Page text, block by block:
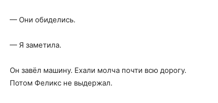
— Они обиделись.
— Я заметила.
Он завёл машину. Ехали молча почти всю дорогу.
Потом Феликс не выдержал.